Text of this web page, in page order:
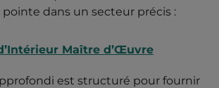
dans un secteur précis :
Maître d’Œuvre
est structuré pour fournir